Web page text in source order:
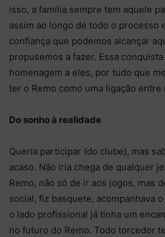
isso, a família sempre tem aquele
assim ao longo de todo o processo
confiança que podemos alcançar
propusemos a fazer. Essa
homenagem a eles, por tudo que
ter o Remo como uma ligação entre
Do sonho à realidade
Queria participar (do clube), mas
acaso. Não iria chega de qualquer
Remo, não só de ir aos jogos, mas
social, fiz basquete, acompanhava
o lado profissional já tinha um
no futuro do Remo. Todo torcedor